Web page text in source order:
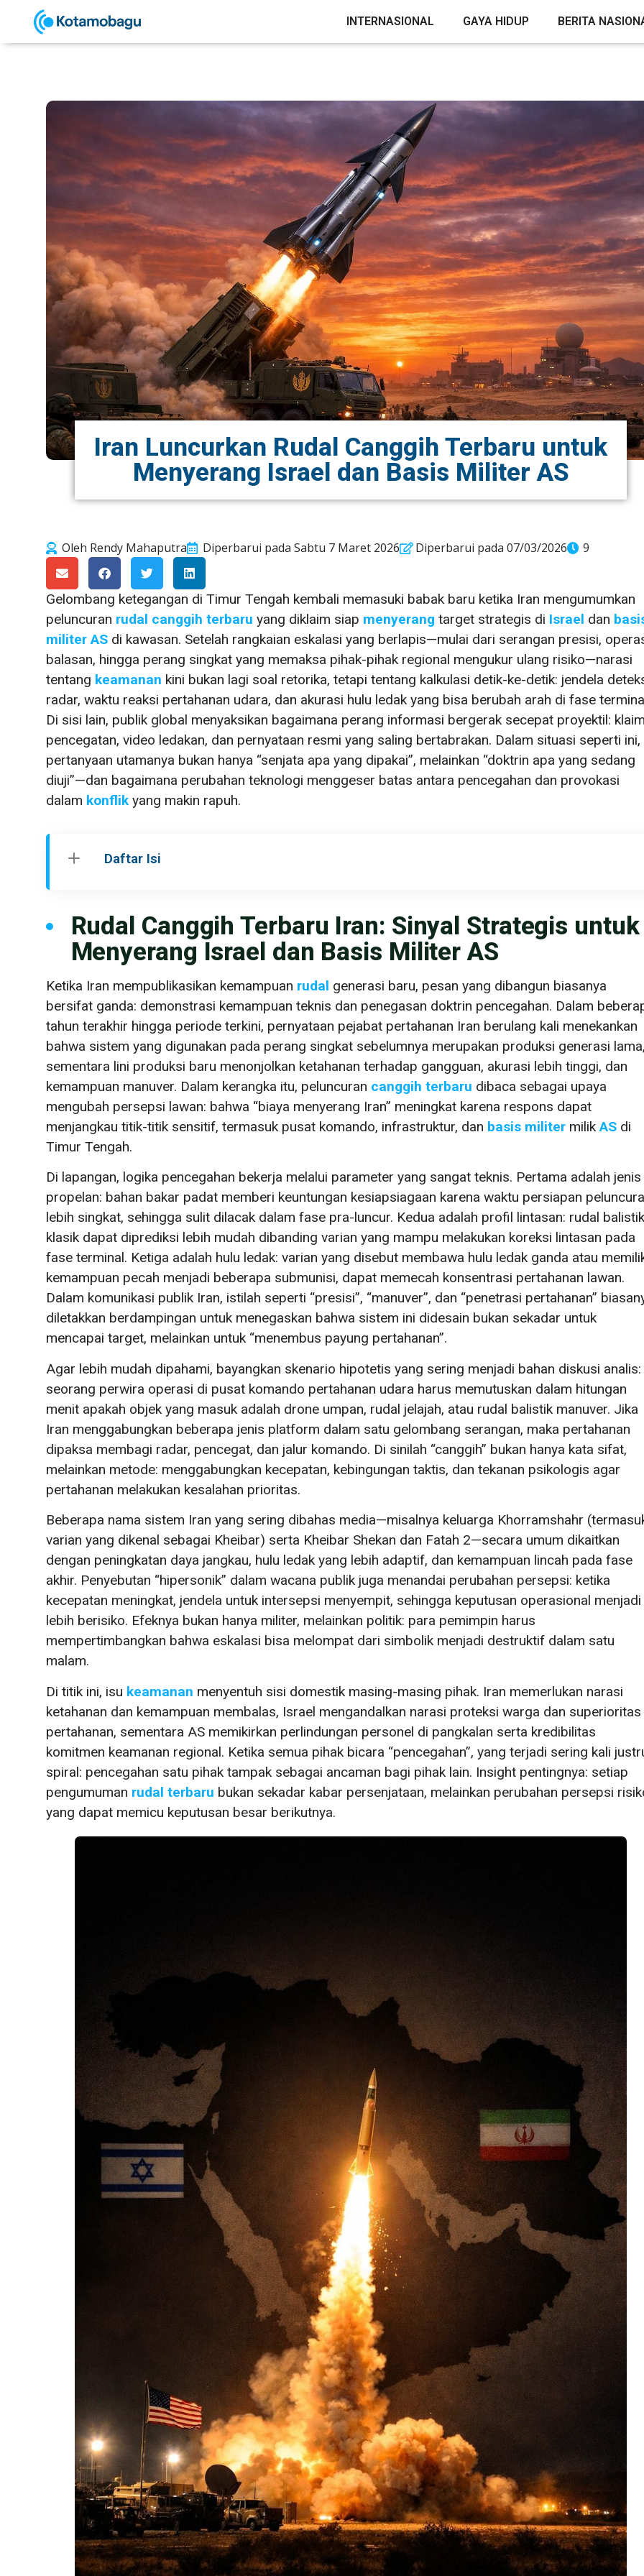
INTERNASIONAL GAYA HIDUP BERITA
Iran Luncurkan Rudal Canggih Terbaru untuk
Menyerang Israel dan Basis Militer AS
Oleh Rendy Mahaputra Diperbarui pada Sabtu 7 Maret 2026 Diperbarui pada 07/03/2026 9
Gelombang ketegangan di Timur Tengah kembali memasuki babak baru ketika Iran mengumumkan
peluncuran rudal canggih terbaru yang diklaim siap menyerang target strategis di Israel dan
militer AS di kawasan. Setelah rangkaian eskalasi yang berlapis—mulai dari serangan presisi,
balasan, hingga perang singkat yang memaksa pihak-pihak regional mengukur ulang risiko—narasi
tentang keamanan kini bukan lagi soal retorika, tetapi tentang kalkulasi detik-ke-detik: jendela
radar, waktu reaksi pertahanan udara, dan akurasi hulu ledak yang bisa berubah arah di fase
Di sisi lain, publik global menyaksikan bagaimana perang informasi bergerak secepat proyektil:
pencegatan, video ledakan, dan pernyataan resmi yang saling bertabrakan. Dalam situasi seperti ini,
pertanyaan utamanya bukan hanya “senjata apa yang dipakai”, melainkan “doktrin apa yang sedang
diuji”—dan bagaimana perubahan teknologi menggeser batas antara pencegahan dan provokasi
dalam konflikyang makin rapuh.
Daftar Isi
Rudal Canggih Terbaru Iran: Sinyal Strategis untuk
Menyerang Israel dan Basis Militer AS
Ketika Iran mempublikasikan kemampuan rudal generasi baru, pesan yang dibangun biasanya
bersifat ganda: demonstrasi kemampuan teknis dan penegasan doktrin pencegahan. Dalam
tahun terakhir hingga periode terkini, pernyataan pejabat pertahanan Iran berulang kali menekankan
bahwa sistem yang digunakan pada perang singkat sebelumnya merupakan produksi generasi
sementara lini produksi baru menonjolkan ketahanan terhadap gangguan, akurasi lebih tinggi, dan
kemampuan manuver. Dalam kerangka itu, peluncuran canggih terbaru dibaca sebagai upaya
mengubah persepsi lawan: bahwa “biaya menyerang Iran” meningkat karena respons dapat
menjangkau titik-titik sensitif, termasuk pusat komando, infrastruktur, dan basis militer milikAS di
Timur Tengah.
Di lapangan, logika pencegahan bekerja melalui parameter yang sangat teknis. Pertama adalah jenis
propelan: bahan bakar padat memberi keuntungan kesiapsiagaan karena waktu persiapan
lebih singkat, sehingga sulit dilacak dalam fase pra-luncur. Kedua adalah profil lintasan: rudal balistik
klasik dapat diprediksi lebih mudah dibanding varian yang mampu melakukan koreksi lintasan pada
fase terminal. Ketiga adalah hulu ledak: varian yang disebut membawa hulu ledak ganda atau
kemampuan pecah menjadi beberapa submunisi, dapat memecah konsentrasi pertahanan lawan.
Dalam komunikasi publik Iran, istilah seperti “presisi”, “manuver”, dan “penetrasi pertahanan”
diletakkan berdampingan untuk menegaskan bahwa sistem ini didesain bukan sekadar untuk
mencapai target, melainkan untuk “menembus payung pertahanan”.
Agar lebih mudah dipahami, bayangkan skenario hipotetis yang sering menjadi bahan diskusi analis:
seorang perwira operasi di pusat komando pertahanan udara harus memutuskan dalam hitungan
menit apakah objek yang masuk adalah drone umpan, rudal jelajah, atau rudal balistik manuver. Jika
Iran menggabungkan beberapa jenis platform dalam satu gelombang serangan, maka pertahanan
dipaksa membagi radar, pencegat, dan jalur komando. Di sinilah “canggih” bukan hanya kata sifat,
melainkan metode: menggabungkan kecepatan, kebingungan taktis, dan tekanan psikologis agar
pertahanan melakukan kesalahan prioritas.
Beberapa nama sistem Iran yang sering dibahas media—misalnya keluarga Khorramshahr
varian yang dikenal sebagai Kheibar) serta Kheibar Shekan dan Fatah 2—secara umum dikaitkan
dengan peningkatan daya jangkau, hulu ledak yang lebih adaptif, dan kemampuan lincah pada fase
akhir. Penyebutan “hipersonik” dalam wacana publik juga menandai perubahan persepsi: ketika
kecepatan meningkat, jendela untuk intersepsi menyempit, sehingga keputusan operasional menjadi
lebih berisiko. Efeknya bukan hanya militer, melainkan politik: para pemimpin harus
mempertimbangkan bahwa eskalasi bisa melompat dari simbolik menjadi destruktif dalam satu
malam.
Di titik ini, isu keamanan menyentuh sisi domestik masing-masing pihak. Iran memerlukan narasi
ketahanan dan kemampuan membalas, Israel mengandalkan narasi proteksi warga dan superioritas
pertahanan, sementara AS memikirkan perlindungan personel di pangkalan serta kredibilitas
komitmen keamanan regional. Ketika semua pihak bicara “pencegahan”, yang terjadi sering kali
spiral: pencegahan satu pihak tampak sebagai ancaman bagi pihak lain. Insight pentingnya: setiap
pengumuman rudal terbaru bukan sekadar kabar persenjataan, melainkan perubahan persepsi
yang dapat memicu keputusan besar berikutnya.